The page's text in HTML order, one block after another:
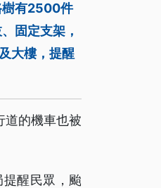
樹有2500件
固定支架，
大樓，提醒
道的機車也被
醒民眾，颱